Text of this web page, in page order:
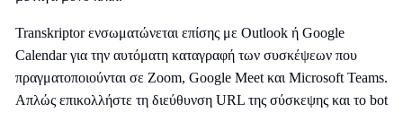
Transkriptor ενσωματώνεται επίσης με Outlook ή Google
Calendar για την αυτόματη καταγραφή των συσκέψεων που
πραγματοποιούνται σε Zoom, Google Meet και Microsoft Teams.
Απλώς επικολλήστε τη διεύθυνση URL της σύσκεψης και το bot